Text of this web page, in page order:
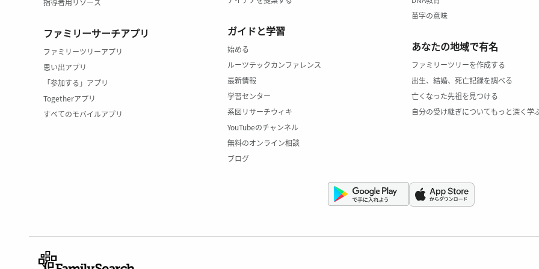
ファミリーサーチアプリ
ファミリーツリーアプリ
思い出アプリ
「参加する」アプリ
Togetherアプリ
すべてのモバイルアプリ
ガイドと学習
始める
ルーツテックカンファレンス
最新情報
学習センター
系図リサーチウィキ
YouTubeのチャンネル
無料のオンライン相談
ブログ
苗字の意味
あなたの地域で有名
ファミリーツリーを作成する
出生、結婚、死亡記録を調べる
亡くなった先祖を見つける
自分の受け継ぎについてもっと深く学